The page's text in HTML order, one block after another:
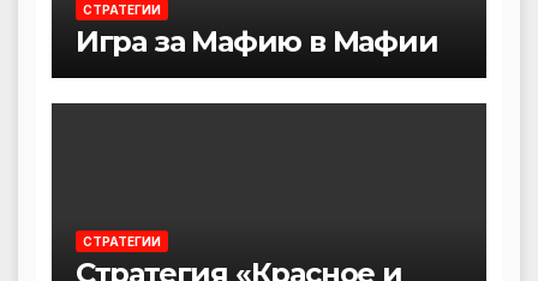
СТРАТЕГИИ
Игра за Мафию в Мафии
СТРАТЕГИИ
Стратегия «Красное и